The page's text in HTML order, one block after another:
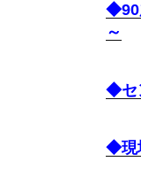
◆90
～
◆セ
◆現